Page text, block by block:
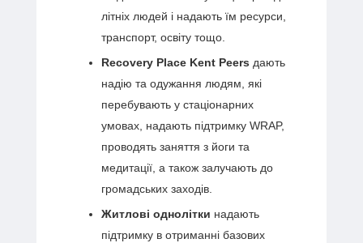
літніх людей і надають їм ресурси,
транспорт, освіту тощо.
Recovery Place Kent Peers дають
надію та одужання людям, які
перебувають у стаціонарних
умовах, надають підтримку WRAP,
проводять заняття з йоги та
медитації, а також залучають до
громадських заходів.
Житлові однолітки надають
підтримку в отриманні базових